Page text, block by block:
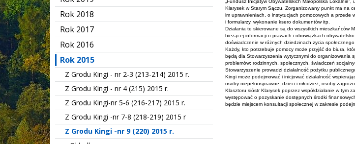
Rok 2018
Rok 2017
Rok 2016
Rok 2015
Z Grodu Kingi - nr 2-3 (213-214) 2015 r.
Z Grodu Kingi - nr 4 (215) 2015 r.
Z Grodu Kingi-nr 5-6 (216-217) 2015 r.
Z Grodu Kingi -nr 7-8 (218-219) 2015 r
Z Grodu Kingi -nr 9 (220) 2015 r.
Klarysek w Starym Sączu. Zorganizowany punkt ma na
im uprawnieniach, o instytucjach pomocowych a przede
i formularzy, wykonanie ksero dokumentów itp.
Działania te skierowane są do wszystkich mieszkańców
bieżącej informacji o prawach i obowiązkach
doświadczenie w różnych dziedzinach życia
Każdy, kto potrzebuje pomocy może przyjść do biura,
będą dla Stowarzyszenia wytycznymi do organizowania
problemów: rodzinnych, społecznych, świadczeń
Stowarzyszenie prowadzi działalność pożytku
Kingi może podejmować i inicjować działalność
osoby niepełnosprawne, dzieci i młodzież, osoby
Klasztoru sióstr Klarysek poprzez współdziałanie w tym
występować o pozyskanie dostępnych środki
będzie miejscem konsultacji społecznej w zakresie